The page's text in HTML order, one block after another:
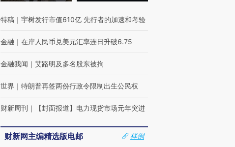
特稿 ｜ 宇树发行市值610亿 先行者的加速和考验
金融 ｜ 在岸人民币兑美元汇率连日升破6.75
金融我闻 ｜ 艾路明及多名股东被拘
世界 ｜ 特朗普再签两份行政令限制出生公民权
财新周刊 ｜ 【封面报道】电力现货市场元年突进
财新网主编精选版电邮
样例